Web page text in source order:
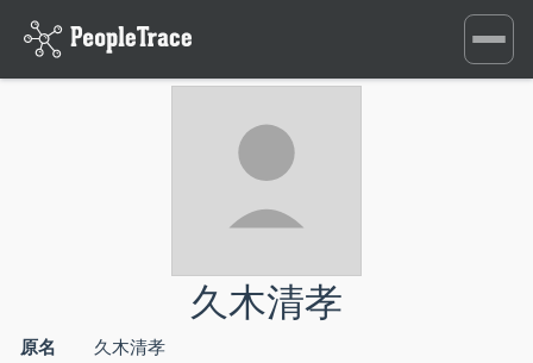
Toggle
久木清孝
原名 久木清孝